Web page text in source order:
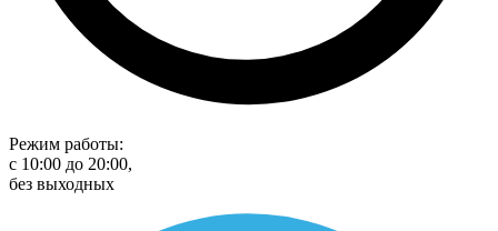
Режим работы:
с 10:00 до 20:00,
без выходных